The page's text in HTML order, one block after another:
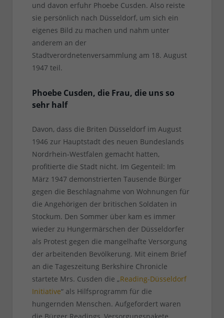
und davon erfuhr Phoebe Cusden. Also reiste
sie persönlich nach Düsseldorf, um sich ein
eigenes Bild zu machen und nahm unter
anderem an der
Stadtverordnetenversammlung am 18. August
1947 teil.
Phoebe Cusden, die Frau, die uns so
sehr half
Davon, dass die Briten Düsseldorf im August
1946 zur Hauptstadt des neuen Bundeslands
Nordrhein-Westfalen gemacht hatten,
profitierte die Stadt nicht. Im Gegenteil: Im
März 1947 demonstrierten Tausende Bürger
gegen die Beschlagnahme von Wohnungen für
die Angehörigen der britischen Soldaten in
Stockum. Den Sommer über kam es immer
wieder zu Hungermärschen der Düsseldorfer
als Protest gegen die mangelhafte Versorgung
der arbeitenden Bevölkerung. Mit einem Brief
an die Tageszeitung Berkshire Chronicle
startete Mrs. Cusden die „Reading-Düsseldorf
Initiative“ als Hilfsprogramm für die
hungernden Menschen. Aufgefordert waren